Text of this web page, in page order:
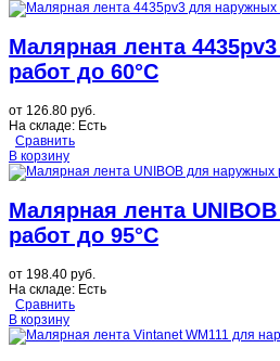
Малярная лента
работ до 60°C
от 126.80 руб.
На складе: Есть
Сравнить
В корзину
Малярная лента
работ до 95°C
от 198.40 руб.
На складе: Есть
Сравнить
В корзину